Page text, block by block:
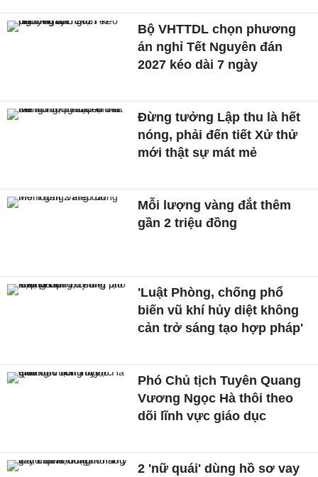
Bộ VHTTDL chọn phương
án nghỉ Tết Nguyên đán
2027 kéo dài 7 ngày
Đừng tưởng Lập thu là hết
nóng, phải đến tiết Xử thử
mới thật sự mát mẻ
Mỗi lượng vàng đắt thêm
gần 2 triệu đồng
'Luật Phòng, chống phổ
biến vũ khí hủy diệt không
cản trở sáng tạo hợp pháp'
Phó Chủ tịch Tuyên Quang
Vương Ngọc Hà thôi theo
dõi lĩnh vực giáo dục
2 'nữ quái' dùng hồ sơ vay